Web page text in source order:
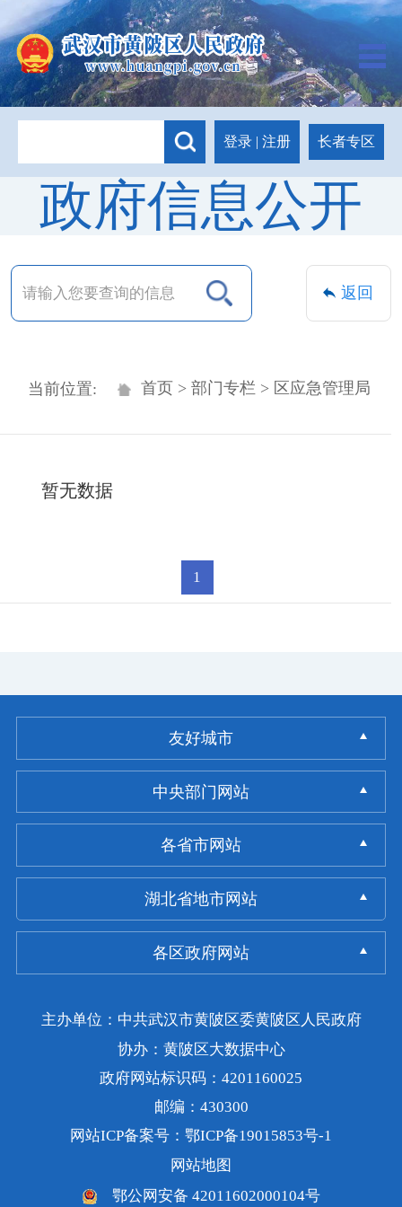
登录 | 注册 长者专区
政府信息公开
返回
当前位置: 首页> 部门专栏 > 区应急管理局
暂无数据
1
友好城市
中央部门网站
各省市网站
湖北省地市网站
各区政府网站
主办单位：中共武汉市黄陂区委黄陂区人民政府
协办：黄陂区大数据中心
政府网站标识码：4201160025
邮编：430300
网站ICP备案号：鄂ICP备19015853号-1
网站地图
鄂公网安备 42011602000104号